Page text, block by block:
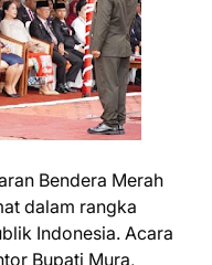
Bendera Merah
dalam rangka
Indonesia. Acara
Bupati Mura,